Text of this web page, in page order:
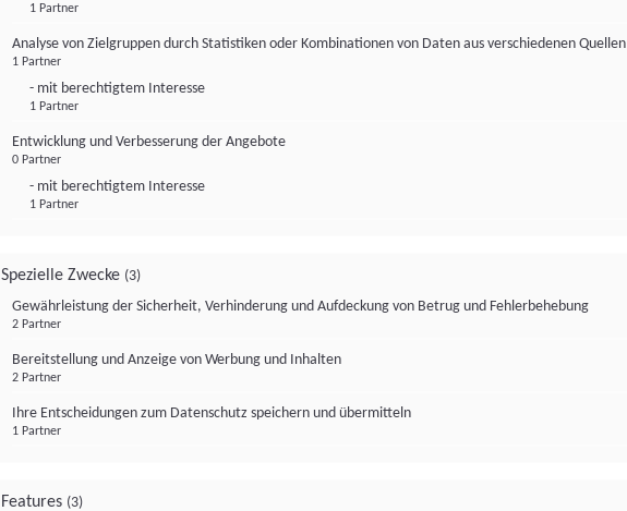
1 Partner
Analyse von Zielgruppen durch Statistiken oder Kombinationen von Daten aus verschiedenen Quellen
1 Partner
- mit berechtigtem Interesse
1 Partner
Entwicklung und Verbesserung der Angebote
0 Partner
- mit berechtigtem Interesse
1 Partner
Spezielle Zwecke (3)
Gewährleistung der Sicherheit, Verhinderung und Aufdeckung von Betrug und Fehlerbehebung
2 Partner
Bereitstellung und Anzeige von Werbung und Inhalten
2 Partner
Ihre Entscheidungen zum Datenschutz speichern und übermitteln
1 Partner
Features (3)